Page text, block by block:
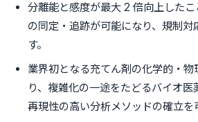
分離能と感度が最大 2 倍向上した
の同定・追跡が可能になり、規制対
す。
業界初となる充てん剤の化学的・物
り、複雑化の一途をたどるバイオ医
再現性の高い分析メソッドの確立を